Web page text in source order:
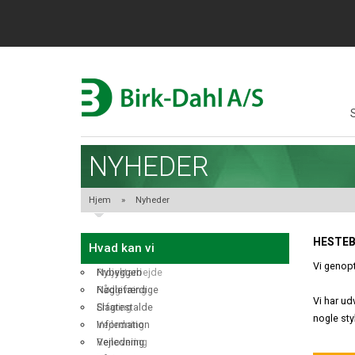
NYHEDER
Hjem » Nyheder
Hvad kan vi
Nybyggeri
Nøglefærdige
Slagtestalde
Information
Vejledning
Projektarbejde
Rådgivning
Erfaring
Vejledning
Renovering
Vi
Vi har
nogle